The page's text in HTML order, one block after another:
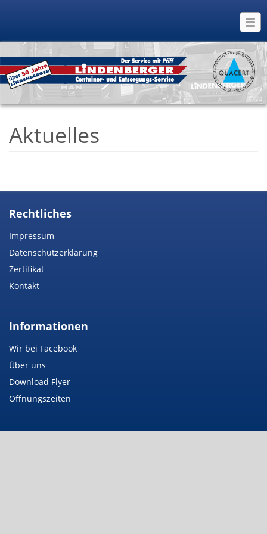
Aktuelles
Rechtliches
Impressum
Datenschutzerklärung
Zertifikat
Kontakt
Informationen
Wir bei Facebook
Über uns
Download Flyer
Öffnungszeiten